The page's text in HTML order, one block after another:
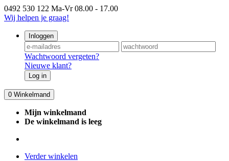
0492 530 122 Ma-Vr 08.00 - 17.00
Wij helpen je graag!
Inloggen
Wachtwoord vergeten?
Nieuwe klant?
Log in
0 Winkelmand
Mijn winkelmand
De winkelmand is leeg
Verder winkelen